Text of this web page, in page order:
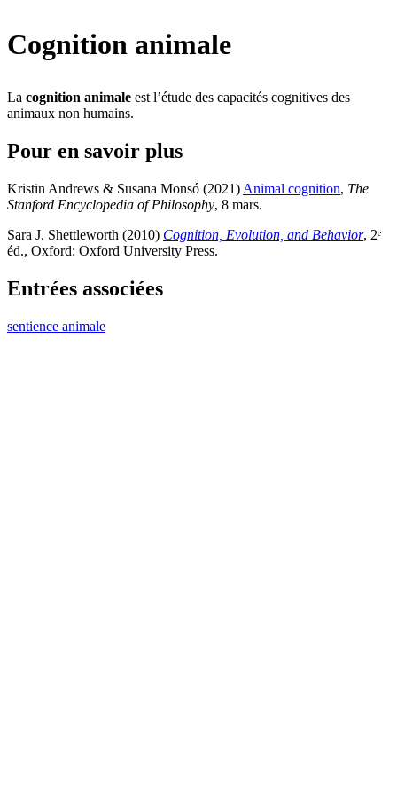
Cognition animale
La cognition animale est l’étude des capacités cognitives des
animaux non humains.
Pour en savoir plus
Kristin Andrews & Susana Monsó (2021) Animal cognition, The
Stanford Encyclopedia of Philosophy, 8 mars.
Sara J. Shettleworth (2010) Cognition, Evolution, and Behavior, 2ᵉ
éd., Oxford: Oxford University Press.
Entrées associées
sentience animale